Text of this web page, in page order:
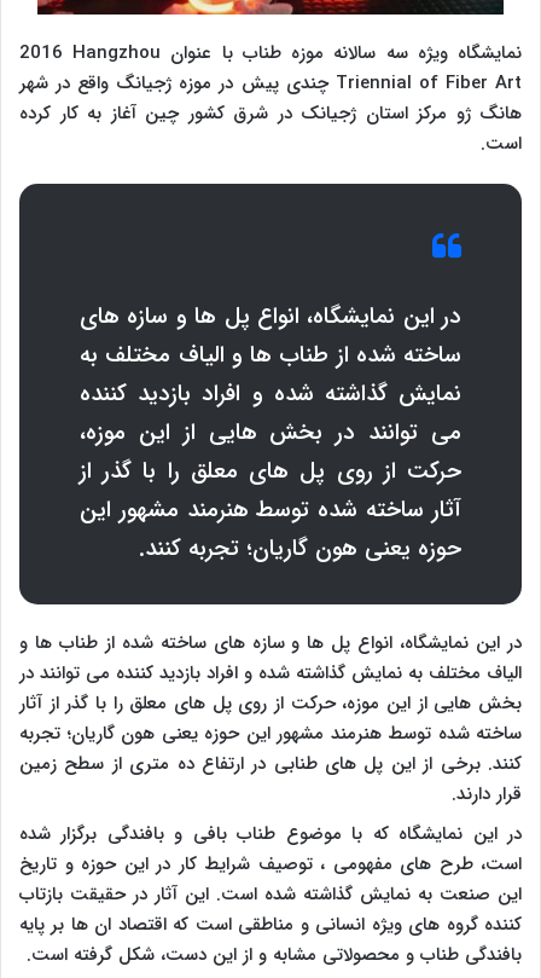
نمایشگاه ویژه سه سالانه موزه طناب با عنوان 2016 Hangzhou
Triennial of Fiber Art چندی پیش در موزه ژجیانگ واقع در شهر
هانگ ژو مرکز استان ژجیانک در شرق کشور چین آغاز به کار کرده
است.
در این نمایشگاه، انواع پل ها و سازه های
ساخته شده از طناب ها و الیاف مختلف به
نمایش گذاشته شده و افراد بازدید کننده
می توانند در بخش هایی از این موزه،
حرکت از روی پل های معلق را با گذر از
آثار ساخته شده توسط هنرمند مشهور این
حوزه یعنی هون گاریان؛ تجربه کنند.
در این نمایشگاه، انواع پل ها و سازه های ساخته شده از طناب ها و
الیاف مختلف به نمایش گذاشته شده و افراد بازدید کننده می توانند در
بخش هایی از این موزه، حرکت از روی پل های معلق را با گذر از آثار
ساخته شده توسط هنرمند مشهور این حوزه یعنی هون گاریان؛ تجربه
کنند. برخی از این پل های طنابی در ارتفاع ده متری از سطح زمین
قرار دارند.
در این نمایشگاه که با موضوع طناب بافی و بافندگی برگزار شده
است، طرح های مفهومی ، توصیف شرایط کار در این حوزه و تاریخ
این صنعت به نمایش گذاشته شده است. این آثار در حقیقت بازتاب
کننده گروه های ویژه انسانی و مناطقی است که اقتصاد ان ها بر پایه
بافندگی طناب و محصولاتی مشابه و از این دست، شکل گرفته است.